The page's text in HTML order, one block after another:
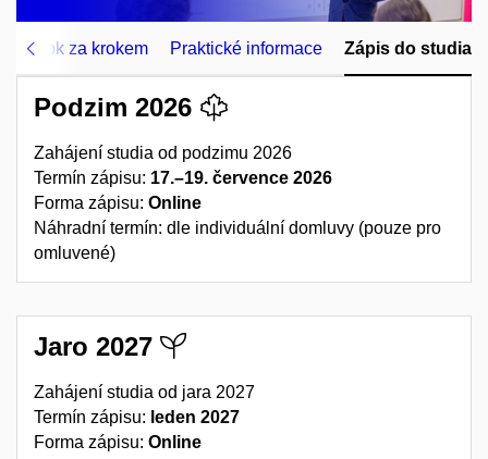
krok za krokem Praktické informace Zápis do studia
Podzim 2026
Zahájení studia od podzimu 2026
Termín zápisu: 17.–19. července 2026
Forma zápisu: Online
Náhradní termín: dle individuální domluvy (pouze pro
omluvené)
Jaro 2027
Zahájení studia od jara 2027
Termín zápisu: leden 2027
Forma zápisu: Online